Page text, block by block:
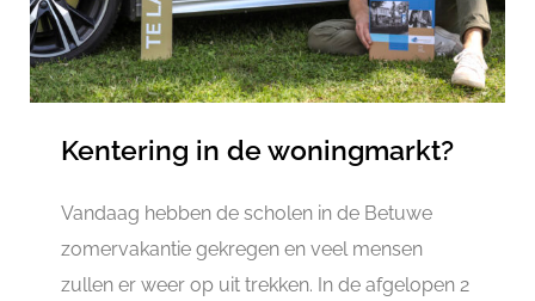
Kentering in de woningmarkt?
Vandaag hebben de scholen in de Betuwe
zomervakantie gekregen en veel mensen
zullen er weer op uit trekken. In de afgelopen 2